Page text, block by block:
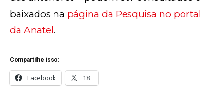
baixados na página da Pesquisa no portal
da Anatel.
Compartilhe isso:
Facebook 18+